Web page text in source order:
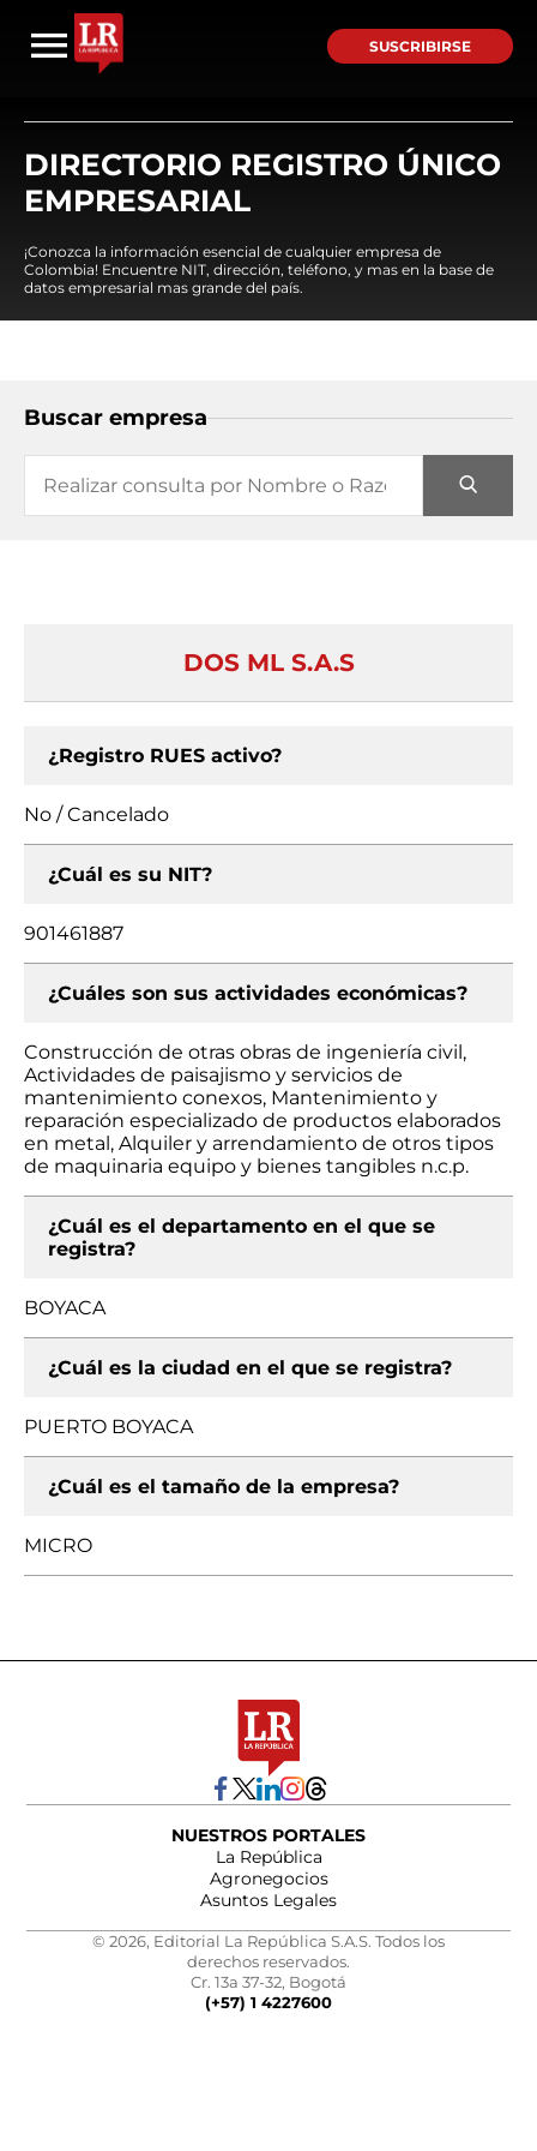
SUSCRIBIRSE
DIRECTORIO REGISTRO ÚNICO
EMPRESARIAL
¡Conozca la información esencial de cualquier empresa de
Colombia! Encuentre NIT, dirección, teléfono, y mas en la base de
datos empresarial mas grande del país.
Buscar empresa
DOS ML S.A.S
¿Registro RUES activo?
No / Cancelado
¿Cuál es su NIT?
901461887
¿Cuáles son sus actividades económicas?
Construcción de otras obras de ingeniería civil,
Actividades de paisajismo y servicios de
mantenimiento conexos, Mantenimiento y
reparación especializado de productos elaborados
en metal, Alquiler y arrendamiento de otros tipos
de maquinaria equipo y bienes tangibles n.c.p.
¿Cuál es el departamento en el que se
registra?
BOYACA
¿Cuál es la ciudad en el que se registra?
PUERTO BOYACA
¿Cuál es el tamaño de la empresa?
MICRO
NUESTROS PORTALES
La República
Agronegocios
Asuntos Legales
© 2026, Editorial La República S.A.S. Todos los
derechos reservados.
Cr. 13a 37-32, Bogotá
(+57) 1 4227600